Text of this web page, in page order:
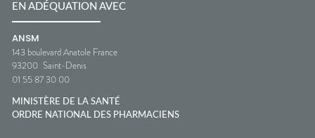
EN ADÉQUATION AVEC
ANSM
143 boulevard Anatole France
93200 Saint-Denis
01 55 87 30 00
MINISTÈRE DE LA SANTÉ
ORDRE NATIONAL DES PHARMACIENS